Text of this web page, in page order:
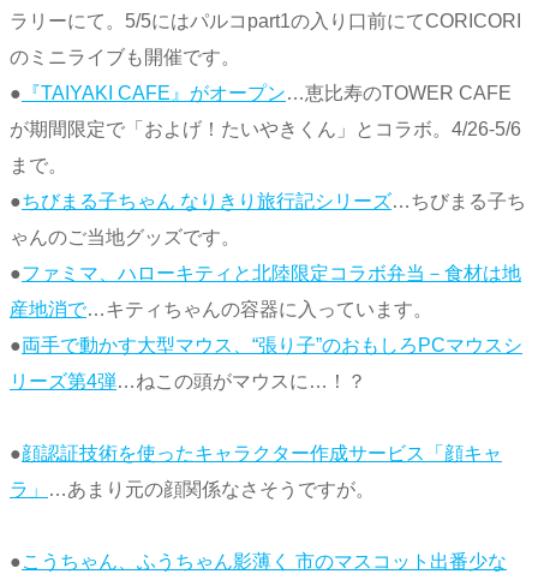
ラリーにて。5/5にはパルコpart1の入り口前にてCORICORI
のミニライブも開催です。
● 『TAIYAKI CAFE』がオープン…恵比寿のTOWER CAFE
が期間限定で「およげ！たいやきくん」とコラボ。4/26-5/6
まで。
●ちびまる子ちゃん なりきり旅行記シリーズ…ちびまる子ち
ゃんのご当地グッズです。
●ファミマ、ハローキティと北陸限定コラボ弁当－食材は地
産地消で…キティちゃんの容器に入っています。
●両手で動かす大型マウス、“張り子”のおもしろPCマウスシ
リーズ第4弾…ねこの頭がマウスに…！？
●顔認証技術を使ったキャラクター作成サービス「顔キャ
ラ」
…あまり元の顔関係なさそうですが。
●こうちゃん、ふうちゃん影薄く 市のマスコット出番少な